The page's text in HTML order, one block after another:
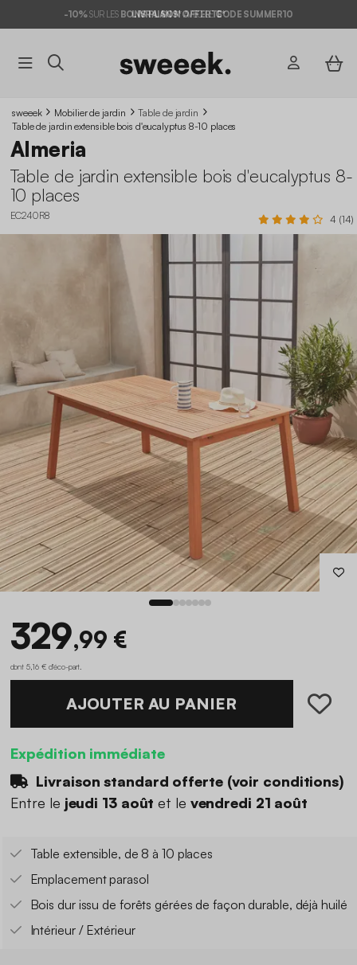
-10%SUR LES BONS PLANS*AVEC LECODE SUMMER10
LIVRAISON OFFERTE*
sweeek Mobilier de jardin
Table de jardin
Table de jardin extensible bois d'eucalyptus 8-10 places
Almeria
Table de jardin extensible bois d'eucalyptus 8-
10 places
EC240R8 4 (14)
329,99 €
dont 5,16 € d'éco-part
AJOUTER AU PANIER
Expédition immédiate
Livraison standard offerte (voir conditions)
Entre le jeudi 13 août et le vendredi 21 août
Table extensible, de 8 à 10 places
Emplacement parasol
Bois dur issu de forêts gérées de façon durable, déjà huilé
Intérieur / Extérieur